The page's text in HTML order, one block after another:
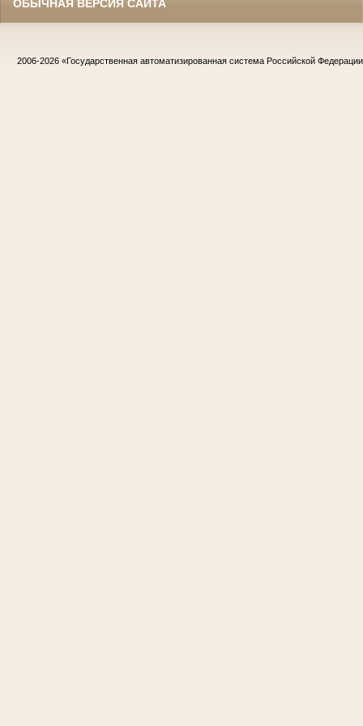
ОБЫЧНАЯ ВЕРСИЯ САЙТА
2006-2026 «Государственная автоматизированная система Российской